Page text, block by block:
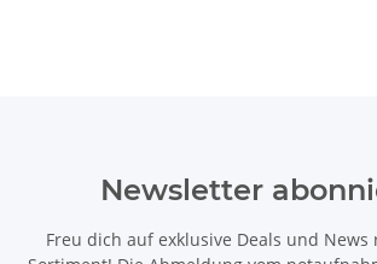
Newsletter
Freu dich auf exklusive Deals und